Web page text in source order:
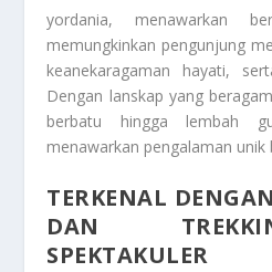
yordania, menawarkan
memungkinkan pengunjung
keanekaragaman hayati,
Dengan lanskap yang
berbatu hingga lembah
menawarkan pengalaman unik
TERKENAL
DAN
SPEKTAKULER